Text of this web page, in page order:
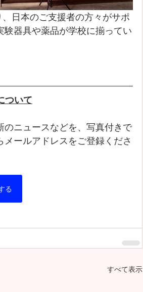
日本のご支援者の方々がサポ
器具や薬品が学校に揃ってい
ついて
ニュースなどを、写真付きで
メールアドレスをご登録くださ
る
すべて表示